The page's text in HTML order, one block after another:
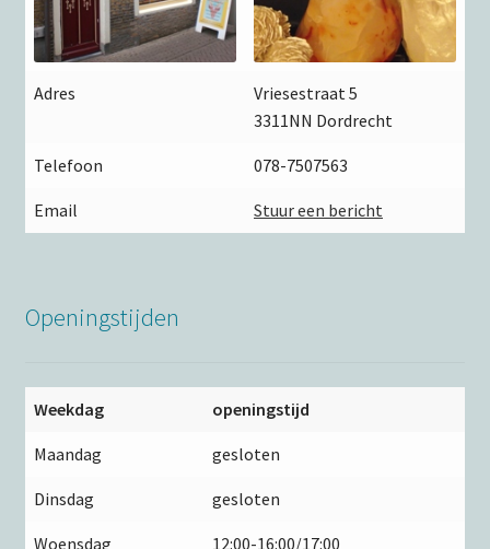
Adres
Vriesestraat 5
3311NN Dordrecht
Telefoon 078-7507563
Email Stuur een bericht
Openingstijden
Weekdag openingstijd
Maandag gesloten
Dinsdag gesloten
Woensdag 12:00-16:00/17:00